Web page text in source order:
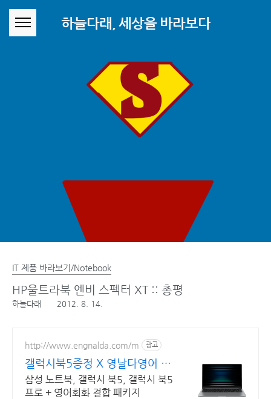
하늘다래, 세상을 바라보다
IT 제품 바라보기/Notebook
HP울트라북 엔비 스펙터 XT :: 총평
하늘다래 2012. 8. 14.
http://www.engnalda.com/m 광고
갤럭시북5증정 X 영날다영어 삼
성 갤럭시북5 프로 신제품
삼성 노트북, 갤럭시 북5, 갤럭시 북5
프로 + 영어회화 결합 패키지